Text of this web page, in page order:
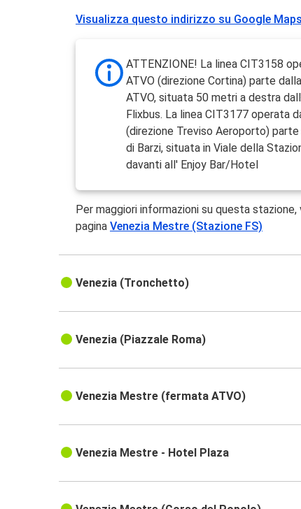
Visualizza questo indirizzo su Google Maps
ATTENZIONE! La linea CIT3158
ATVO (direzione Cortina) parte
ATVO, situata 50 metri a destra
Flixbus. La linea CIT3177 operata
(direzione Treviso Aeroporto)
di Barzi, situata in Viale della
davanti all' Enjoy Bar/Hotel
Per maggiori informazioni su questa
paginaVenezia Mestre (Stazione FS)
Venezia (Tronchetto)
Venezia (Piazzale Roma)
Venezia Mestre (fermata ATVO)
Venezia Mestre - Hotel Plaza